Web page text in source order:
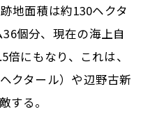
地面積は約130ヘクタ
個分、現在の海上自
にもなり、これは、
クタール）や辺野古新
する。